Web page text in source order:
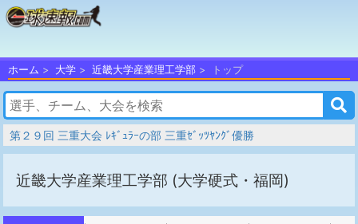
ホーム 大学 近畿大学産業理工学部 トップ
第２９回 三重大会 ﾚｷﾞｭﾗｰの部 三重ｾﾞｯﾂﾔﾝｸﾞ優勝
近畿大学産業理工学部 (大学硬式・福岡)